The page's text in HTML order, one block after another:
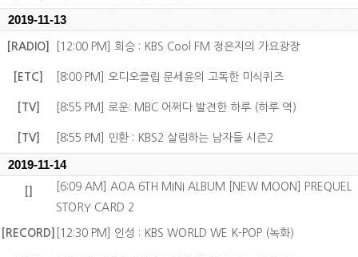
2019-11-13
[RADIO] [12:00 PM] 회승 : KBS Cool FM 정은지의 가요광장
[ETC] [8:00 PM] 오디오클립 문세윤의 고독한 미식퀴즈
[TV] [8:55 PM] 로운: MBC 어쩌다 발견한 하루 (하루 역)
[TV] [8:55 PM] 민환 : KBS2 살림하는 남자들 시즌2
2019-11-14
[6:09 AM] AOA 6TH MINI ALBUM [NEW MOON] PREQUEL
STORY CARD 2
[RECORD] [12:30 PM] 인성 : KBS WORLD WE K-POP (녹화)